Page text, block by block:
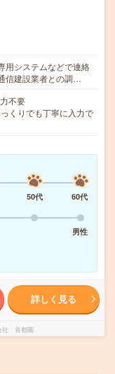
用システムなどで連絡
信建設業者との調…
不要
くりでも丁寧に入力で
50代
60代
男性
詳しく見る
社 首都圏